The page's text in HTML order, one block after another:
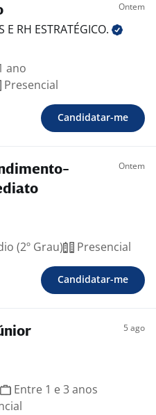
Ontem
E RH ESTRATÉGICO.
ano
Presencial
Candidatar-me
Ontem
(2º Grau) Presencial
Candidatar-me
5 ago
Entre 1 e 3 anos